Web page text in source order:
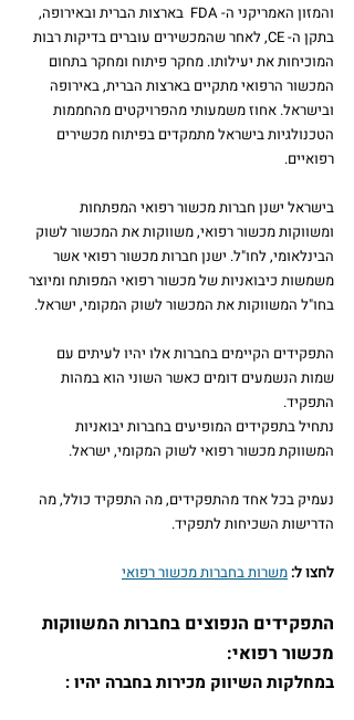
והמזון האמריקני ה- FDA  בארצות הברית
ובאירופה,
בתקן ה- CE, לאחר שהמכשירים עוברים בדיקות רבות
המוכיחות את יעילותו. מחקר פיתוח ומחקר בתחום
המכשור הרפואי מתקיים בארצות הברית, באירופה
ובישראל. אחוז משמעותי מהפרויקטים מהחממות
הטכנולגיות בישראל מתמקדים בפיתוח מכשירים
רפואיים.
בישראל ישנן חברות מכשור רפואי המפתחות
ומשווקות מכשור רפואי, משווקות את המכשור לשוק
הבינלאומי, לחו"ל. ישנן חברות מכשור רפואי אשר
משמשות כיבואניות של מכשור רפואי המפותח ומיוצר
בחו"ל המשווקות את המכשור לשוק המקומי, ישראל.
התפקידים הקיימים בחברות אלו יהיו לעיתים עם
שמות הנשמעים דומים כאשר השוני הוא במהות
התפקיד.
נתחיל בתפקידים המופיעים בחברות יבואניות
המשווקת מכשור רפואי לשוק המקומי, ישראל.
נעמיק בכל אחד מהתפקידים, מה התפקיד כולל, מה
הדרישות השכיחות לתפקיד.
לחצו ל: משרות בחברות מכשור רפואי
התפקידים הנפוצים בחברות המשווקות
מכשור רפואי:
במחלקות השיווק מכירות בחברה יהיו :